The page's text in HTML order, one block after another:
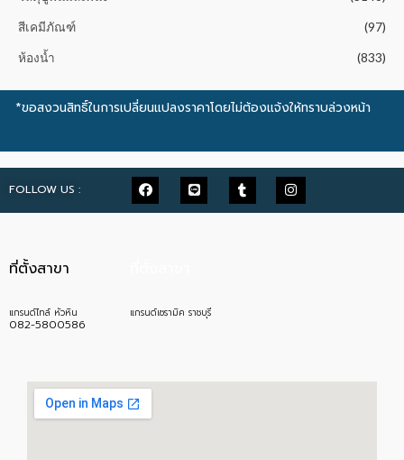
สีเคมีภัณฑ์ (97)
ห้องน้ำ (833)
*ขอสงวนสิทธิ์ในการเปลี่ยนแปลงราคาโดยไม่ต้องแจ้งให้ทราบล่วงหน้า
FOLLOW US :
ที่ตั้งสาขา
แกรนด์ไทล์ หัวหิน
082-5800586
แกรนด์เซรามิค ราชบุรี